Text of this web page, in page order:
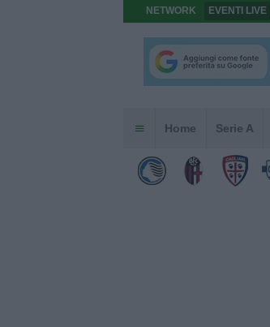
NETWORK EVENTI LIVE
Home Serie A